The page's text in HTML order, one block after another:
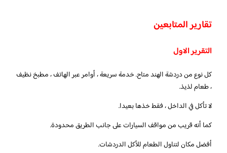
تقارير المتابعين
التقرير الاول
كل نوع من دردشة الهند متاح. خدمة سريعة ، أوامر عبر الهاتف ، مطبخ نظيف
، طعام لذيذ.
لا تأكل في الداخل ، فقط خذها بعيدا.
كما أنه قريب من مواقف السيارات على جانب الطريق محدودة.
أفضل مكان لتناول الطعام للأكل الدردشات.